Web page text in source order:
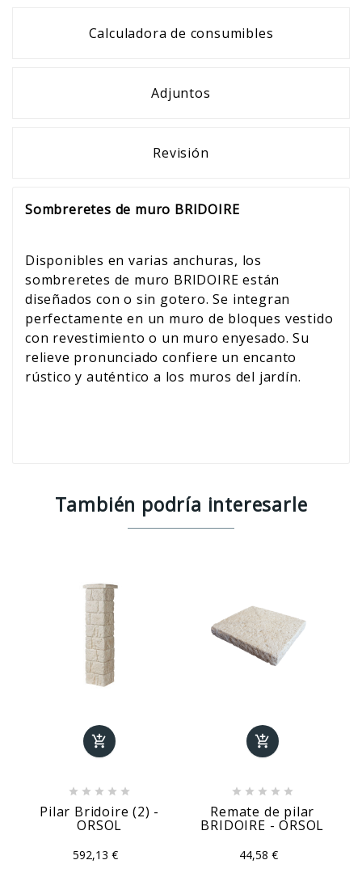
Calculadora de consumibles
Adjuntos
Revisión
Sombreretes de muro BRIDOIRE
Disponibles en varias anchuras, los
sombreretes de muro BRIDOIRE están
diseñados con o sin gotero. Se integran
perfectamente en un muro de bloques vestido
con revestimiento o un muro enyesado. Su
relieve pronunciado confiere un encanto
rústico y auténtico a los muros del jardín.
También podría interesarle

    
Pilar Bridoire (2) -
ORSOL
592,13 €

    
Remate de pilar
BRIDOIRE - ORSOL
44,58 €